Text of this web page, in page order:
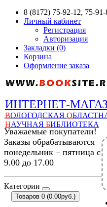
8 (8172) 75-92-12, 75-91-
Личный кабинет
Регистрация
Авторизация
Закладки (0)
Корзина
Оформление заказа
ИНТЕРНЕТ-
ВОЛОГОДСКАЯ О
НАУЧНАЯ БИБЛИОТЕКА
Уважаемые покупатели!
Заказы обрабатываются
понедельник – пятница с
9.00 до 17.00
Категории
Товаров 0 (0.00руб.)